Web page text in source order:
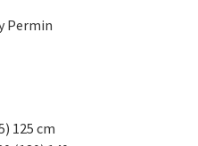
Permin
125 cm